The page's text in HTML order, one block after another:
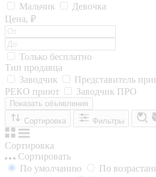
Мальчик
Девочка
Цена, ₽
Только бесплатно
Тип продавца
Заводчик
Представитель
РЕКО приют
Заводчик ПРО
Показать объявления
Сортировка
Фильтры
Сортировка
Сортировать
По умолчанию
По